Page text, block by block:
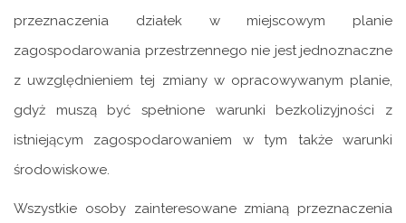
przeznaczenia działek w miejscowym planie
zagospodarowania przestrzennego nie jest jednoznaczne
z uwzględnieniem tej zmiany w opracowywanym planie,
gdyż muszą być spełnione warunki bezkolizyjności z
istniejącym zagospodarowaniem w tym także warunki
środowiskowe.
Wszystkie osoby zainteresowane zmianą przeznaczenia